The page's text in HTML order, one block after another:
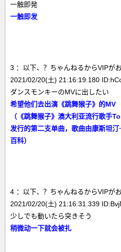
一触即発
一触即发
3 ：以下、？ちゃんねるからVIPが
2021/02/20(土) 21:16:19.180
ダンスモンキーのMVに出したい
希望他们去出演《跳舞猴子》的MV
（《跳舞猴子》澳大利亚流行歌手
发行的第二支单曲，歌曲由康斯坦
百科）
4 ：以下、？ちゃんねるからVIPが
2021/02/20(土) 21:16:31.339
少しでも動いたら突きそう
稍微动一下就会被扎